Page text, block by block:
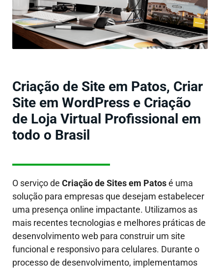
Criação de Site em Patos, Criar
Site em WordPress e Criação
de Loja Virtual Profissional em
todo o Brasil
O serviço de Criação de Sites em Patosé uma
solução para empresas que desejam estabelecer
uma presença online impactante. Utilizamos as
mais recentes tecnologias e melhores práticas de
desenvolvimento web para construir um site
funcional e responsivo para celulares. Durante o
processo de desenvolvimento, implementamos